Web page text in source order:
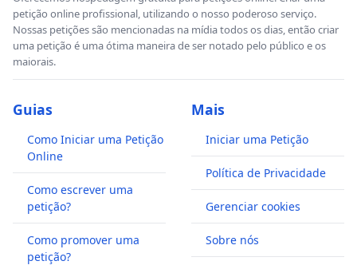
petição online profissional, utilizando o nosso poderoso serviço.
Nossas petições são mencionadas na mídia todos os dias, então criar
uma petição é uma ótima maneira de ser notado pelo público e os
maiorais.
Guias
Como Iniciar uma Petição
Online
Como escrever uma
petição?
Como promover uma
petição?
Mais
Iniciar uma Petição
Política de Privacidade
Gerenciar cookies
Sobre nós